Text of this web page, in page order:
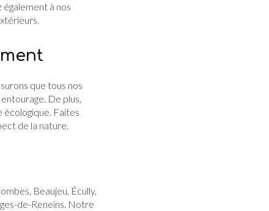
à nos
que tous nos
De plus,
Faites
de la nature.
Beaujeu, Écully,
de-Reneins. Notre